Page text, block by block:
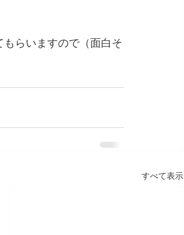
らいますので（面白そ
すべて表示